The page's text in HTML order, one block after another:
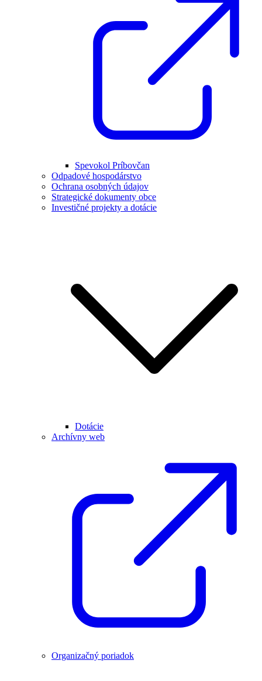
Spevokol Príbovčan
Odpadové hospodárstvo
Ochrana osobných údajov
Strategické dokumenty obce
Investičné projekty a dotácie
Dotácie
Archívny web
Organizačný poriadok